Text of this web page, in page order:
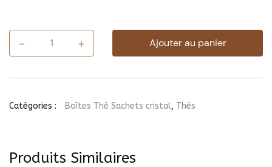
-
quantité
de
(25
+ Ajouter au panier
Catégories : Boîtes Thé Sachets cristal, Thés
Produits Similaires